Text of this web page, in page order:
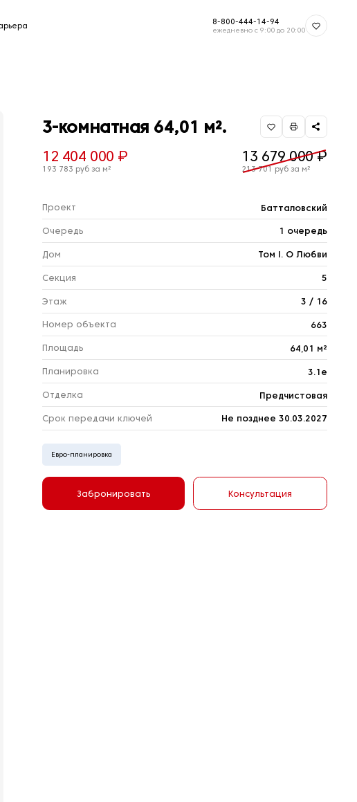
8-800-444-14-94
ежедневно с 9:00 до 20:00
3-комнатная 64,01 м².
12 404 000 ₽
193 783 руб за м²
13 679 000 ₽
213 701 руб за м²
Проект Батталовский
Очередь 1 очередь
Дом Том I. О Любви
Секция 5
Этаж 3 / 16
Номер объекта 663
Площадь 64,01 м²
Планировка 3.1е
Отделка Предчистовая
Срок передачи ключей Не позднее 30.03.2027
Евро-планировка
Забронировать Консультация